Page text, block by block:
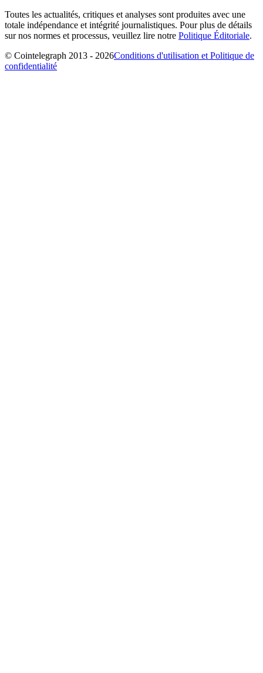
Toutes les actualités, critiques et analyses sont produites avec une
totale indépendance et intégrité journalistiques. Pour plus de détails
sur nos normes et processus, veuillez lire notre Politique Éditoriale.
© Cointelegraph 2013 - 2026Conditions d'utilisation et Politique de
confidentialité